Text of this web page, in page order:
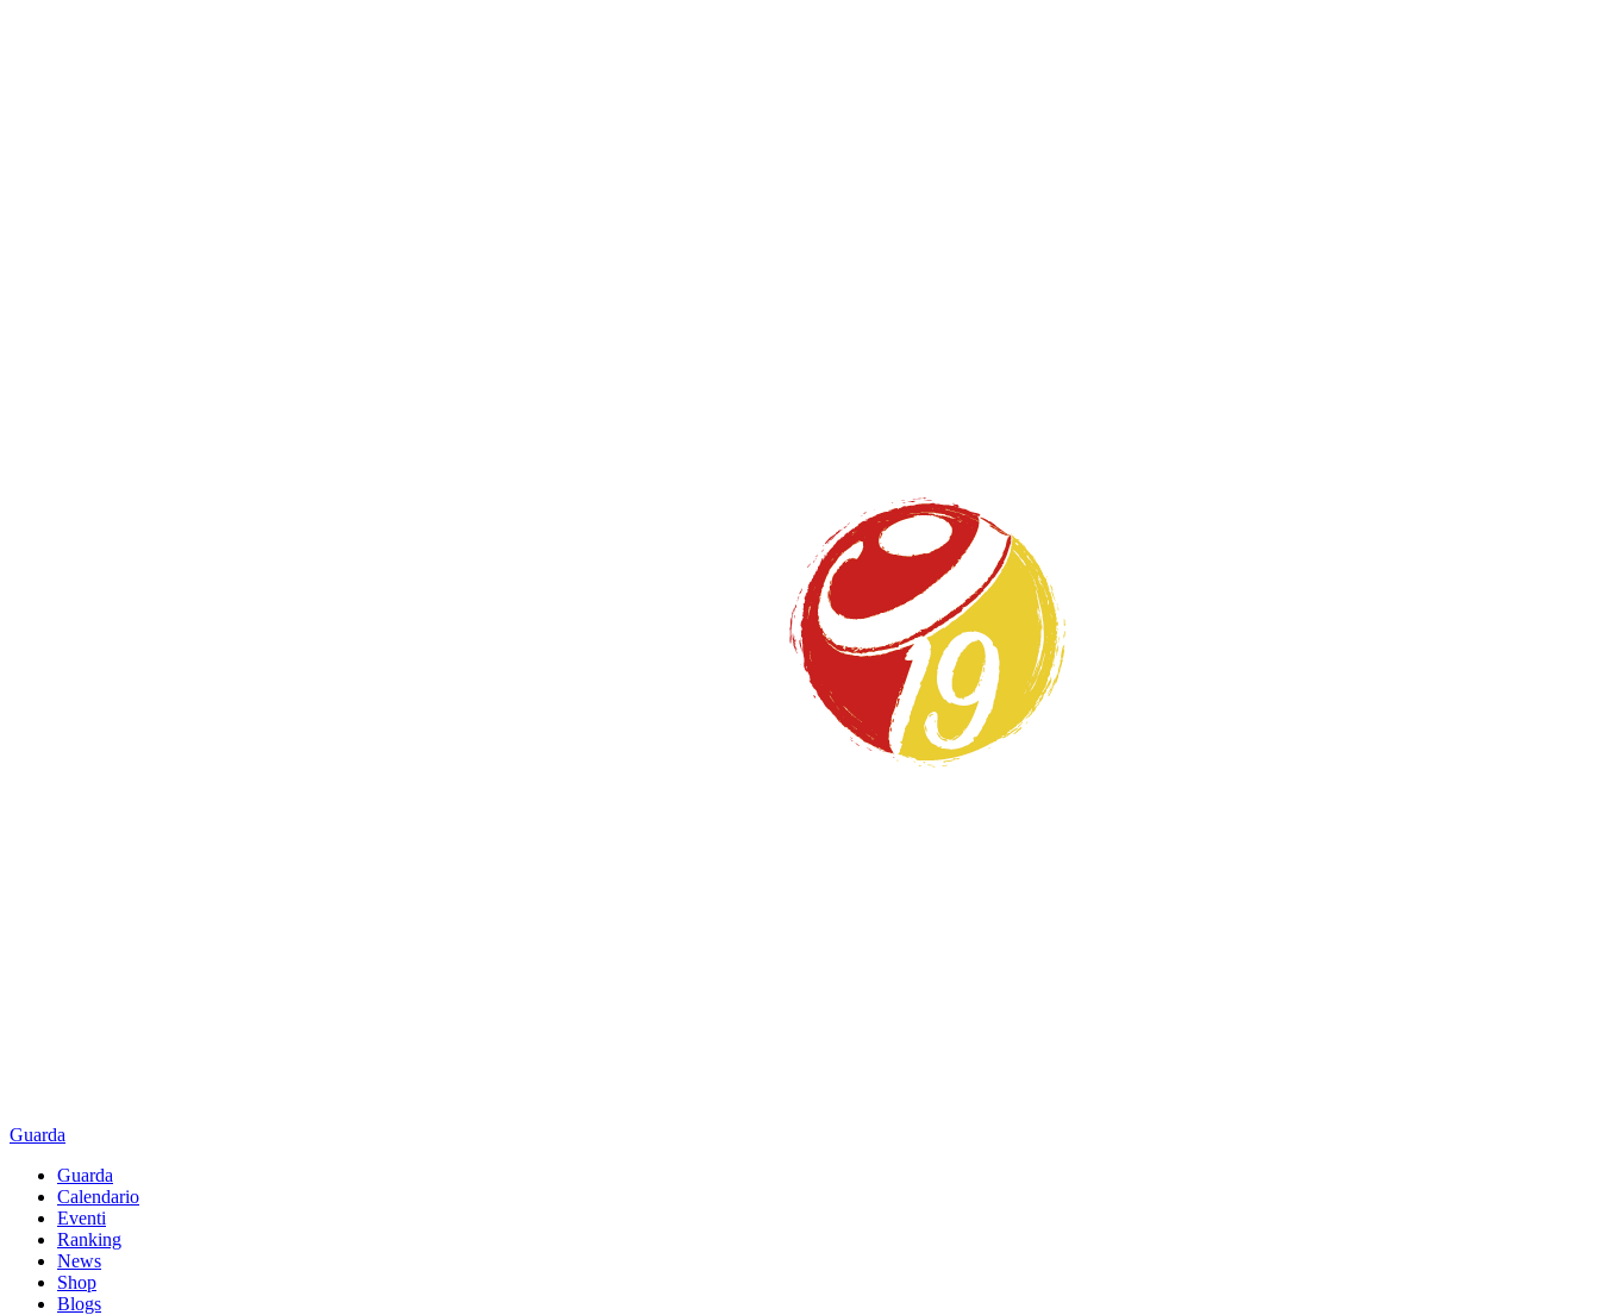
Guarda
Guarda
Calendario
Eventi
Ranking
News
Shop
Blogs